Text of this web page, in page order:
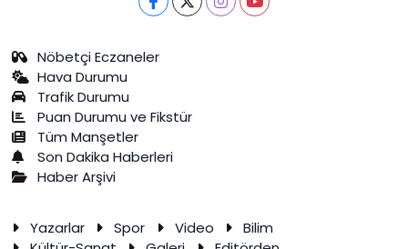
Nöbetçi Eczaneler
Hava Durumu
Trafik Durumu
Puan Durumu ve Fikstür
Tüm Manşetler
Son Dakika Haberleri
Haber Arşivi
Yazarlar Spor Video
Bilim